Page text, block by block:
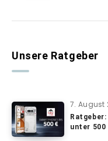
Unsere Ratgeber
7. August
unter 500